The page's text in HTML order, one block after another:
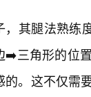
，其腿法熟练
➡️三角形的位
的。这不仅需